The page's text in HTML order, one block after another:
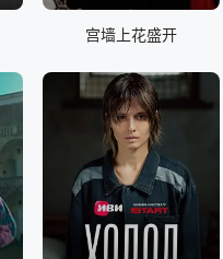
宫墙上花盛开